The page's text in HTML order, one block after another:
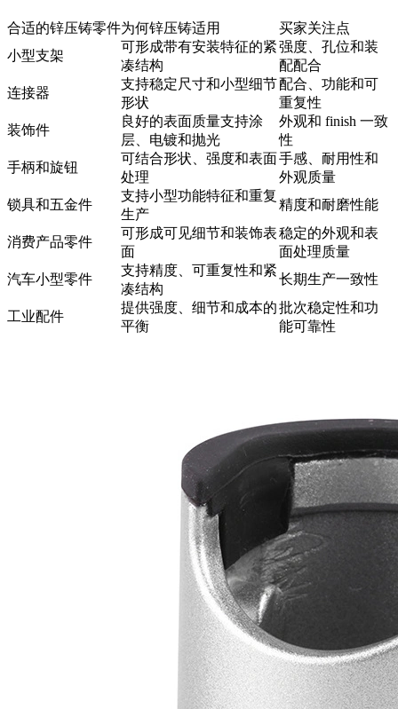
合适的锌压铸零件为何锌压铸适用
买家关注点
小型支架
可形成带有安装特征的紧
凑结构
强度、孔位和装
配配合
连接器
支持稳定尺寸和小型细节
形状
配合、功能和可
重复性
装饰件
良好的表面质量支持涂
层、电镀和抛光
外观和 finish 一致
性
手柄和旋钮
可结合形状、强度和表面
处理
手感、耐用性和
外观质量
锁具和五金件
支持小型功能特征和重复
生产
精度和耐磨性能
消费产品零件
可形成可见细节和装饰表
面
稳定的外观和表
面处理质量
汽车小型零件
支持精度、可重复性和紧
凑结构
长期生产一致性
工业配件
提供强度、细节和成本的
平衡
批次稳定性和功
能可靠性